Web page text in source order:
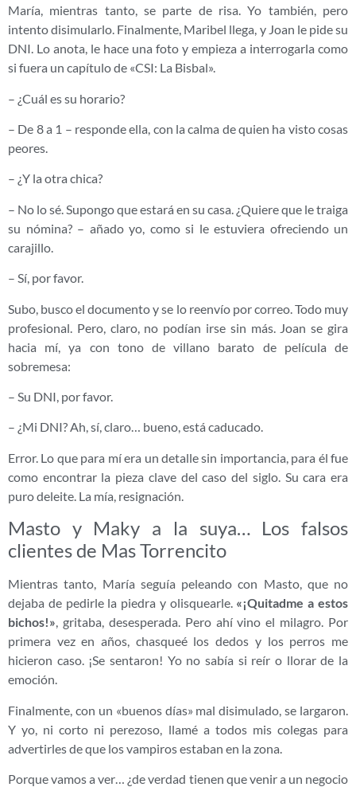
María, mientras tanto, se parte de risa. Yo también, pero
intento disimularlo. Finalmente, Maribel llega, y Joan le pide su
DNI. Lo anota, le hace una foto y empieza a interrogarla como
si fuera un capítulo de «CSI: La Bisbal».
– ¿Cuál es su horario?
– De 8 a 1 – responde ella, con la calma de quien ha visto cosas
peores.
– ¿Y la otra chica?
– No lo sé. Supongo que estará en su casa. ¿Quiere que le traiga
su nómina? – añado yo, como si le estuviera ofreciendo un
carajillo.
– Sí, por favor.
Subo, busco el documento y se lo reenvío por correo. Todo muy
profesional. Pero, claro, no podían irse sin más. Joan se gira
hacia mí, ya con tono de villano barato de película de
sobremesa:
– Su DNI, por favor.
– ¿Mi DNI? Ah, sí, claro… bueno, está caducado.
Error. Lo que para mí era un detalle sin importancia, para él fue
como encontrar la pieza clave del caso del siglo. Su cara era
puro deleite. La mía, resignación.
Masto y Maky a la suya… Los falsos
clientes de Mas Torrencito
Mientras tanto, María seguía peleando con Masto, que no
dejaba de pedirle la piedra y olisquearle. «¡Quitadme a estos
bichos!», gritaba, desesperada. Pero ahí vino el milagro. Por
primera vez en años, chasqueé los dedos y los perros me
hicieron caso. ¡Se sentaron! Yo no sabía si reír o llorar de la
emoción.
Finalmente, con un «buenos días» mal disimulado, se largaron.
Y yo, ni corto ni perezoso, llamé a todos mis colegas para
advertirles de que los vampiros estaban en la zona.
Porque vamos a ver… ¿de verdad tienen que venir a un negocio